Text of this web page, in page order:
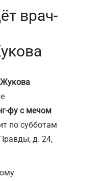
врач-
фу с мечом
по субботам
д. 24,